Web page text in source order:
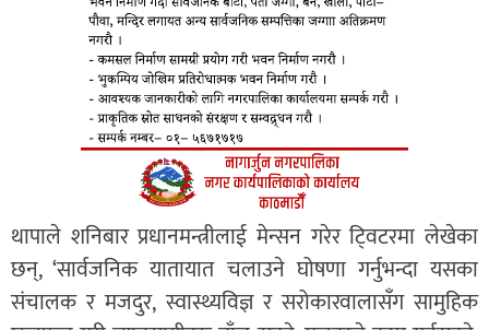
थापाले शनिबार प्रधानमन्त्रीलाई मेन्सन गरेर टि्वटरमा लेखेका
छन्, ‘सार्वजनिक यातायात चलाउने घोषणा गर्नुभन्दा यसका
संचालक र मजदुर, स्वास्थ्यविज्ञ र सरोकारवालासँग सामुहिक